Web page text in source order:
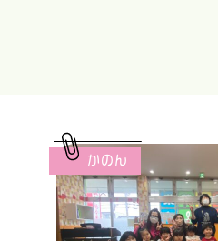
かのん